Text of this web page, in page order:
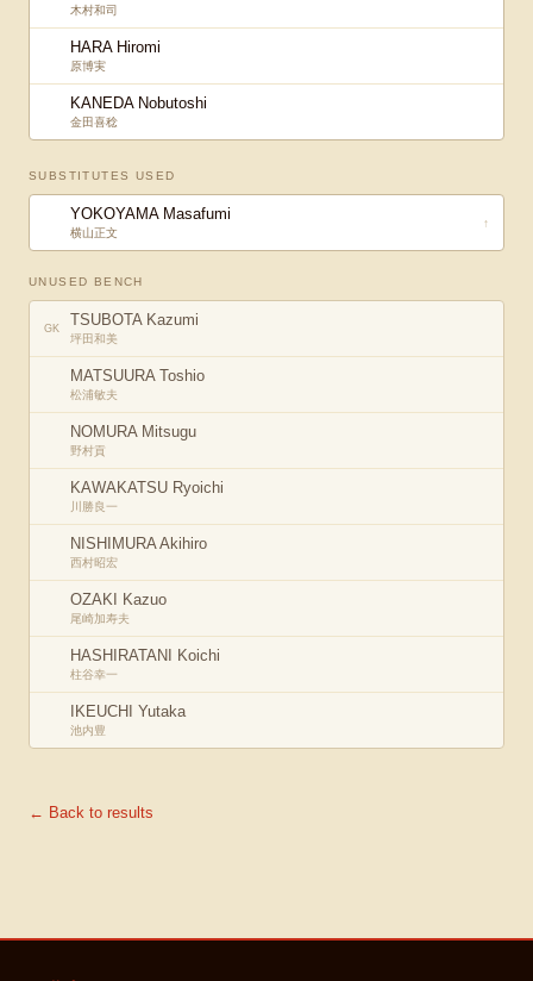
木村和司
HARA Hiromi
原博実
KANEDA Nobutoshi
金田喜稔
SUBSTITUTES USED
YOKOYAMA Masafumi
横山正文
↑
UNUSED BENCH
GK TSUBOTA Kazumi
坪田和美
MATSUURA Toshio
松浦敏夫
NOMURA Mitsugu
野村貢
KAWAKATSU Ryoichi
川勝良一
NISHIMURA Akihiro
西村昭宏
OZAKI Kazuo
尾崎加寿夫
HASHIRATANI Koichi
柱谷幸一
IKEUCHI Yutaka
池内豊
← Back to results